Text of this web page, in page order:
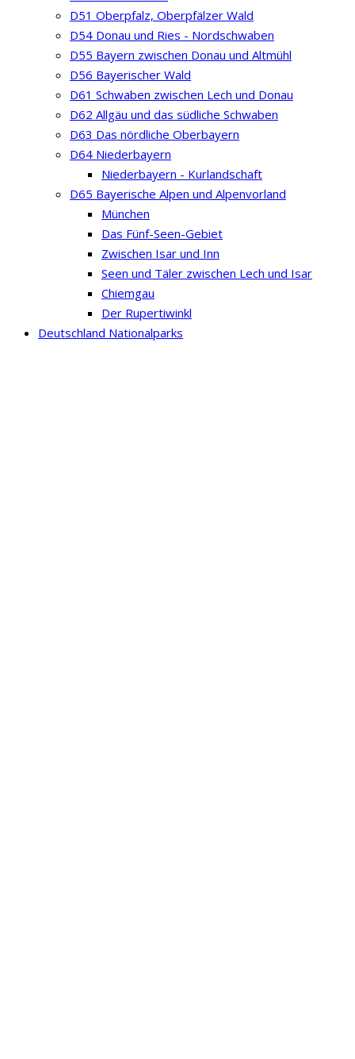
D51 Oberpfalz, Oberpfälzer Wald
D54 Donau und Ries - Nordschwaben
D55 Bayern zwischen Donau und Altmühl
D56 Bayerischer Wald
D61 Schwaben zwischen Lech und Donau
D62 Allgäu und das südliche Schwaben
D63 Das nördliche Oberbayern
D64 Niederbayern
Niederbayern - Kurlandschaft
D65 Bayerische Alpen und Alpenvorland
München
Das Fünf-Seen-Gebiet
Zwischen Isar und Inn
Seen und Täler zwischen Lech und Isar
Chiemgau
Der Rupertiwinkl
Deutschland Nationalparks